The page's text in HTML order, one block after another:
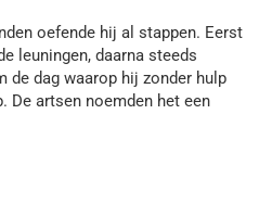
oefende hij al stappen. Eerst
leuningen, daarna steeds
de dag waarop hij zonder hulp
De artsen noemden het een